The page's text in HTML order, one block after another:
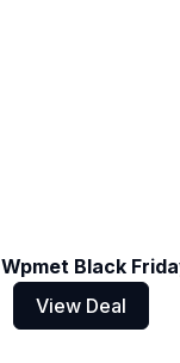
Wpmet Black
View Deal